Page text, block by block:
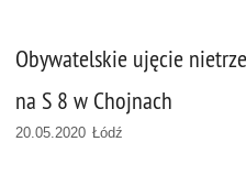
Obywatelskie ujęcie
na S 8 w Chojnach
20.05.2020 Łódź